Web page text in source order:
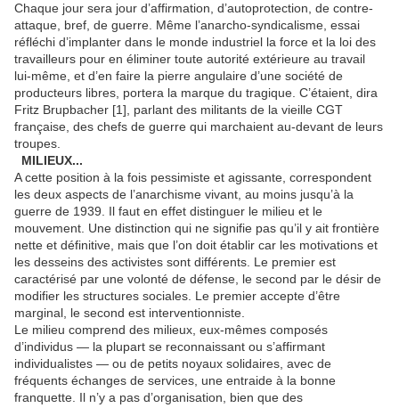
Chaque jour sera jour d’affirmation, d’autoprotection, de contre-
attaque, bref, de guerre. Même l’anarcho-syndicalisme, essai
réfléchi d’implanter dans le monde industriel la force et la loi des
travailleurs pour en éliminer toute autorité extérieure au travail
lui-même, et d’en faire la pierre angulaire d’une société de
producteurs libres, portera la marque du tragique. C’étaient, dira
Fritz Brupbacher [1], parlant des militants de la vieille CGT
française, des chefs de guerre qui marchaient au-devant de leurs
troupes.
MILIEUX...
A cette position à la fois pessimiste et agissante, correspondent
les deux aspects de l’anarchisme vivant, au moins jusqu’à la
guerre de 1939. Il faut en effet distinguer le milieu et le
mouvement. Une distinction qui ne signifie pas qu’il y ait frontière
nette et définitive, mais que l’on doit établir car les motivations et
les desseins des activistes sont différents. Le premier est
caractérisé par une volonté de défense, le second par le désir de
modifier les structures sociales. Le premier accepte d’être
marginal, le second est interventionniste.
Le milieu comprend des milieux, eux-mêmes composés
d’individus — la plupart se reconnaissant ou s’affirmant
individualistes — ou de petits noyaux solidaires, avec de
fréquents échanges de services, une entraide à la bonne
franquette. Il n’y a pas d’organisation, bien que des